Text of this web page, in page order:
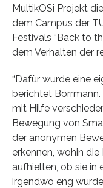
MultikOSi Projekt
dem Campus der
Festivals “Back to
dem Verhalten der
“Dafür wurde eine
berichtet Borrmann.
mit Hilfe
Bewegung von
der anonymen
erkennen, wohin
aufhielten, ob sie in
irgendwo eng